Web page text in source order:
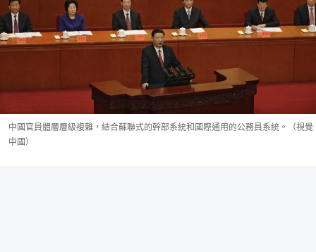
中國官員體層層級複雜，結合蘇聯式的幹部系統和國際通用的公務員系統。（視覺
中國）